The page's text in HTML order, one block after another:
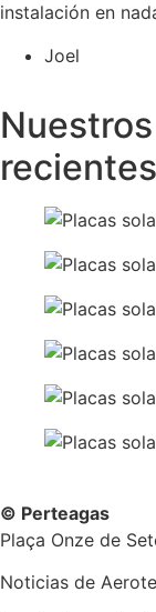
instalación en
Joel
recientes
© Perteagas
Plaça Onze de
Noticias de